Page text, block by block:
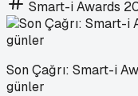
Smart-i Awards
Son Çağrı: Smart-i
günler